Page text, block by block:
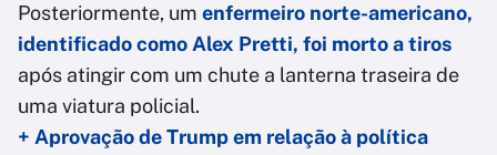
Posteriormente, um enfermeiro norte-americano,
identificado como Alex Pretti, foi morto a tiros
após atingir com um chute a lanterna traseira de
uma viatura policial.
+ Aprovação de Trump em relação à política